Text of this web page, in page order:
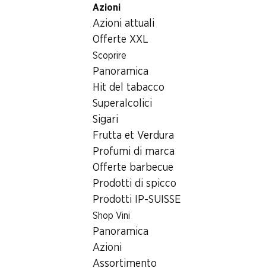
Azioni
Azioni attuali
Offerte XXL
Scoprire
Panoramica
Hit del tabacco
Superalcolici
Sigari
Frutta et Verdura
Profumi di marca
Offerte barbecue
Prodotti di spicco
Prodotti IP-SUISSE
Shop Vini
Panoramica
Azioni
Assortimento
Generi alimentari
Praline Fémina Cailler
Praline Fémina Cailler